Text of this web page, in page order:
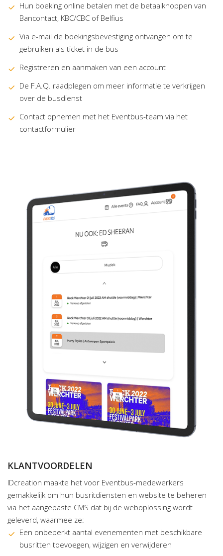
Hun boeking online betalen met de betaalknoppen van
Bancontact, KBC/CBC of Belfius
Via e-mail de boekingsbevestiging ontvangen om te
gebruiken als ticket in de bus
Registreren en aanmaken van een account
De F.A.Q. raadplegen om meer informatie te verkrijgen
over de busdienst
Contact opnemen met het Eventbus-team via het
contactformulier
KLANTVOORDELEN
IDcreation maakte het voor Eventbus-medewerkers
gemakkelijk om hun busritdiensten en website te beheren
via het aangepaste CMS dat bij de weboplossing wordt
geleverd, waarmee ze:
Een onbeperkt aantal evenementen met beschikbare
busritten toevoegen, wijzigen en verwijderen